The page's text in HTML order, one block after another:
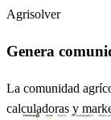
Agrisolver
Genera
La comunidad
calculadoras y